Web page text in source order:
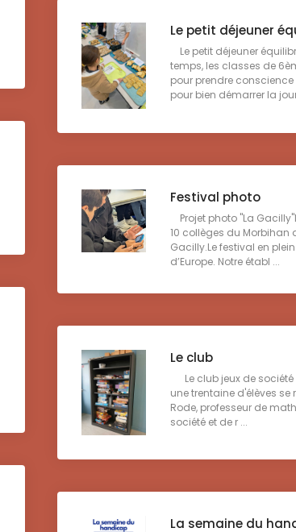
Le petit déjeuner
Le petit déjeuner
temps, les classes de
pour prendre
pour bien démarrer la
Festival photo
Projet photo "La
10 collèges du Morbihan
Gacilly.Le festival en
d’Europe. Notre établ ...
Le club
Le club jeux de société
une trentaine d'élèves se
Rode, professeur de
société et de r ...
La semaine du